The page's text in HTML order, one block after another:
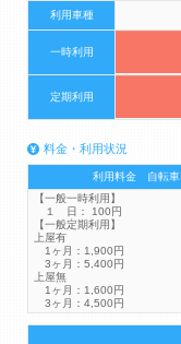
利用車種
一時利用
定期利用
料金・利用状況
利用料金 自転車
【一般一時利用】
１ 日： 100円
【一般定期利用】
上屋有
1ヶ月：1,900円
3ヶ月：5,400円
上屋無
1ヶ月：1,600円
3ヶ月：4,500円